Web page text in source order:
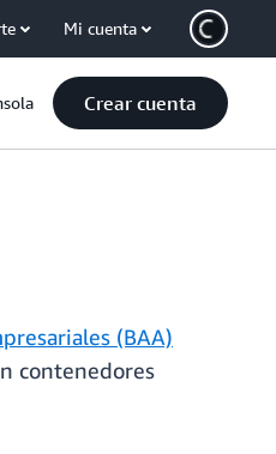
Mi cuenta
Crear cuenta
(BAA)
contenedores